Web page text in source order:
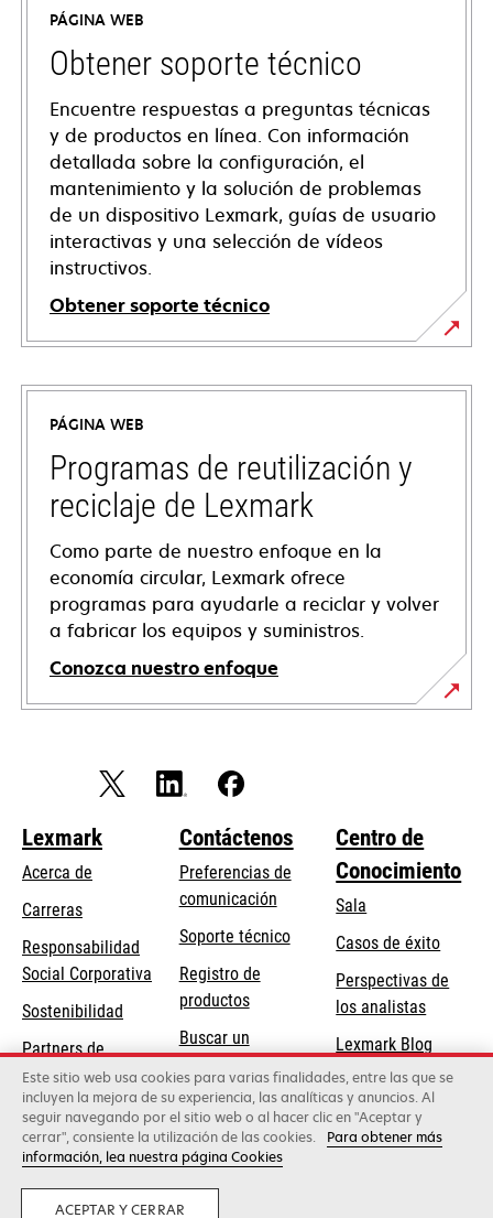
PÁGINA WEB
Obtener soporte técnico
Encuentre respuestas a preguntas técnicas
y de productos en línea. Con información
detallada sobre la configuración, el
mantenimiento y la solución de problemas
de un dispositivo Lexmark, guías de usuario
interactivas y una selección de vídeos
instructivos.
Obtener soporte técnico
se
abre
una
pestaña
nueva
PÁGINA WEB
Programas de reutilización y
reciclaje de Lexmark
Como parte de nuestro enfoque en la
economía circular, Lexmark ofrece
programas para ayudarle a reciclar y volver
a fabricar los equipos y suministros.
Conozca nuestro enfoque
Lexmark
Acerca de
Carreras
Responsabilidad
Social Corporativa
abre
una
pestaña
nueva
Sostenibilidad
Partners de
Lexmark
Contáctenos
Preferencias de
comunicación
Soporte técnicose
pestaña
nueva
Registro de
productos
Buscar un
concesionario
Centro de
Conocimiento
Sala
Casos de éxito
Perspectivas de
los analistas
Lexmark Blog
Lexmark International, Inc., una empresa de Xerox
©2026 Todos los derechos reservados.
Privacidad
Este sitio web usa cookies para varias finalidades, entre las que se
incluyen la mejora de su experiencia, las analíticas y anuncios. Al
seguir navegando por el sitio web o al hacer clic en "Aceptar y
cerrar", consiente la utilización de las cookies.
Para obtener más
información, lea nuestra página Cookies
ACEPTAR Y CERRAR